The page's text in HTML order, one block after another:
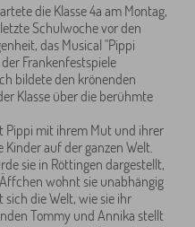
die Klasse 4a am Montag,
Schulwoche vor den
das Musical "Pippi
Frankenfestspiele
bildete den krönenden
Klasse über die berühmte
Pippi mit ihrem Mut und ihrer
auf der ganzen Welt.
sie in Röttingen dargestellt,
wohnt sie unabhängig
die Welt, wie sie ihr
Tommy und Annika stellt